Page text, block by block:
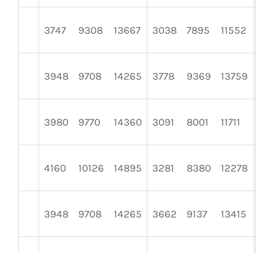
3747 9308 13667 3038 7895 11552
3948 9708 14265 3778 9369 13759
3980 9770 14360 3091 8001 11711
4160 10126 14895 3281 8380 12278
3948 9708 14265 3662 9137 13415